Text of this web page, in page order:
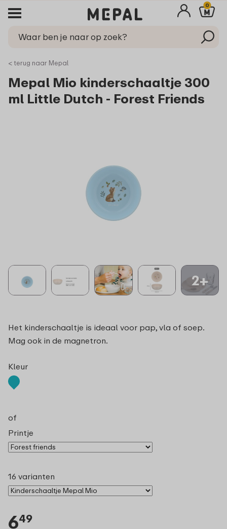
0
< terug naar Mepal
Mepal Mio kinderschaaltje 300
ml Little Dutch - Forest Friends
2+
Het kinderschaaltje is ideaal voor pap, vla of soep.
Mag ook in de magnetron.
Kleur
of
Printje
16 varianten
649